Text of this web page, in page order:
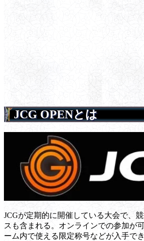
JCG OPENとは
JCGが定期的に開催している大会で、
スも含まれる。オンラインでの参加が
ーム内で使える限定称号などが入手でき